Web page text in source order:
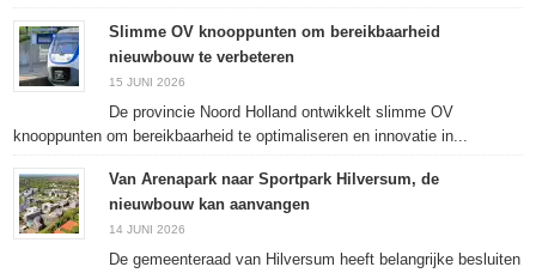
Slimme OV knooppunten om bereikbaarheid
nieuwbouw te verbeteren
15 JUNI 2026
De provincie Noord Holland ontwikkelt slimme OV
knooppunten om bereikbaarheid te optimaliseren en innovatie in...
Van Arenapark naar Sportpark Hilversum, de
nieuwbouw kan aanvangen
14 JUNI 2026
De gemeenteraad van Hilversum heeft belangrijke besluiten